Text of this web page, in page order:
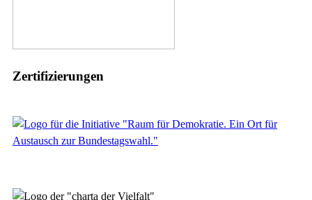
Zertifizierungen